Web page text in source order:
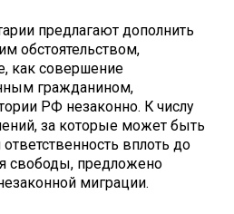
предлагают дополнить
обстоятельством,
как совершение
гражданином,
РФ незаконно. К числу
за которые может быть
ответственность вплоть до
свободы, предложено
миграции.